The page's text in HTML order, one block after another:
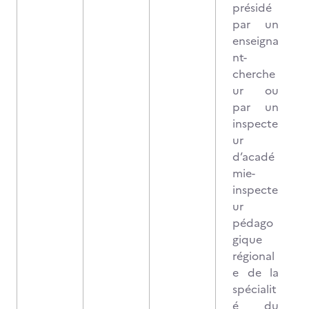
présidé
par un
enseigna
nt-
cherche
ur ou
par un
inspecte
ur
d’acadé
mie-
inspecte
ur
pédago
gique
régional
e de la
spécialit
é du